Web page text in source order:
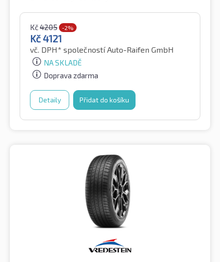
Kč4205 -2%
Kč4121
vč. DPH* společností Auto-Raifen GmbH
NA SKLADĚ
Doprava zdarma
Detaily Přidat do košíku